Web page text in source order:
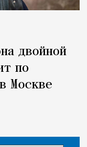
двойной
по
Москве